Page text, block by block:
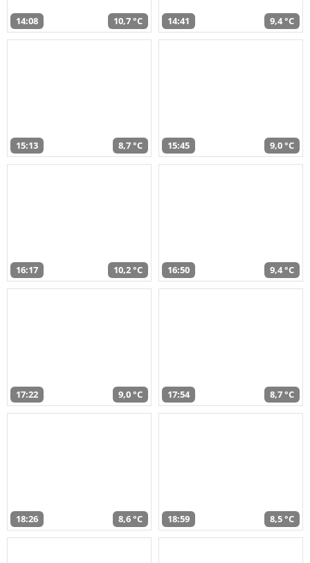
14:08 10,7 °C 14:41 9,4 °C
15:13 8,7 °C 15:45 9,0 °C
16:17 10,2 °C 16:50 9,4 °C
17:22 9,0 °C 17:54 8,7 °C
18:26 8,6 °C 18:59 8,5 °C